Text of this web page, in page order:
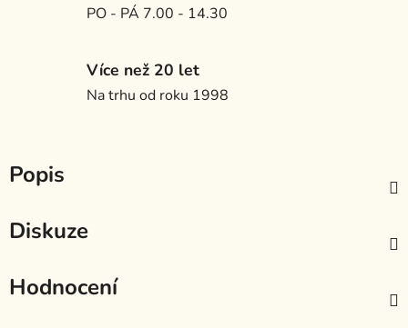
PO - PÁ 7.00 - 14.30
Více než 20 let
Na trhu od roku 1998
Popis
Diskuze
Hodnocení